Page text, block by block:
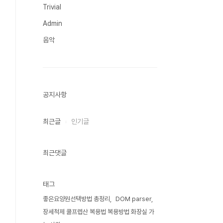
Trivial
Admin
음악
공지사항
최근글 인기글
최근댓글
태그
좋은요양원선택방법 총정리
DOM parser
장세척제 쿨프렙산 복용법 복용방법 화장실 가